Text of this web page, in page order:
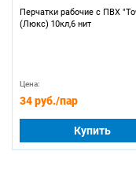
Перчатки рабочие с ПВХ
(Люкс) 10кл,6 нит
Цена:
34 руб./пар
Купить